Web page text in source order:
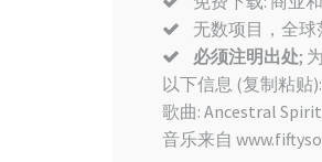
无数项目，全球
必须注明出处;
以下信息 (复制粘贴):
歌曲: Ancestral
音乐来自